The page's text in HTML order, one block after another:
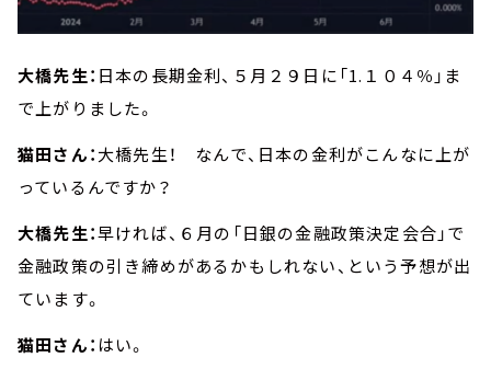
大橋先生： 日本の長期金利、５月２９日に「1.１０４％」ま
で上がりました。
猫田さん：大橋先生！ なんで、日本の金利がこんなに上が
っているんですか？
大橋先生：早ければ、６月の「日銀の金融政策決定会合」で
金融政策の引き締めがあるかもしれない、という予想が出
ています。
猫田さん： はい。